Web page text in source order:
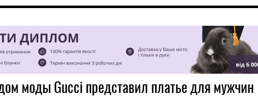
моды Gucci представил платье для мужчин